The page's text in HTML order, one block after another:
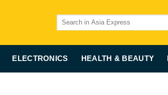
Search
ELECTRONICS HEALTH & BEAUTY